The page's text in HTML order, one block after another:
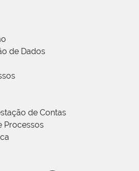
de Dados
de Contas
Processos